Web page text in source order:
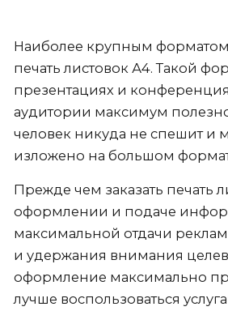
Наиболее крупным
печать листовок А4. Такой
презентациях и
аудитории максимум
человек никуда не спешит и
изложено на большом
Прежде чем заказать печать
оформлении и подаче
максимальной отдачи
и удержания внимания
оформление максимально
лучше воспользоваться